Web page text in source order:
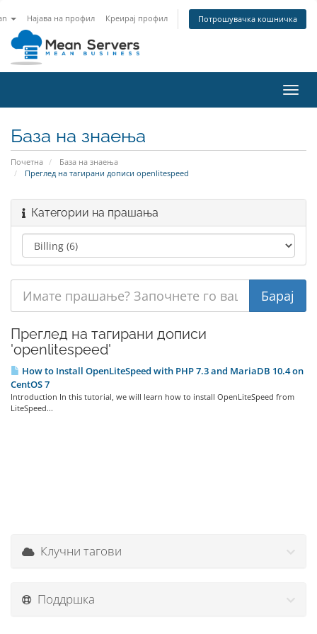
Најава на профил Креирај профил Потрошувачка кошничка
ја
База на знаења
Почетна
База на знаења
Преглед на тагирани дописи openlitespeed
Категории на прашања
Преглед на тагирани дописи
'openlitespeed'
How to Install OpenLiteSpeed with PHP 7.3 and MariaDB 10.4 on
CentOS 7
Introduction In this tutorial, we will learn how to install OpenLiteSpeed from
LiteSpeed...
Клучни тагови
Поддршка